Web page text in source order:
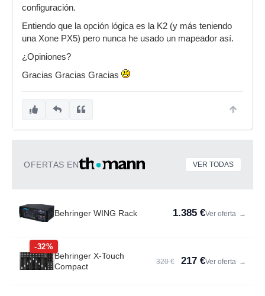
configuración.
Entiendo que la opción lógica es la K2 (y más teniendo
una Xone PX5) pero nunca he usado un mapeador así.
¿Opiniones?
Gracias Gracias Gracias
OFERTAS EN VER TODAS
Behringer WING Rack 1.385 €Ver oferta →
-32%
Behringer X-Touch
Compact
320 € 217 €Ver oferta →